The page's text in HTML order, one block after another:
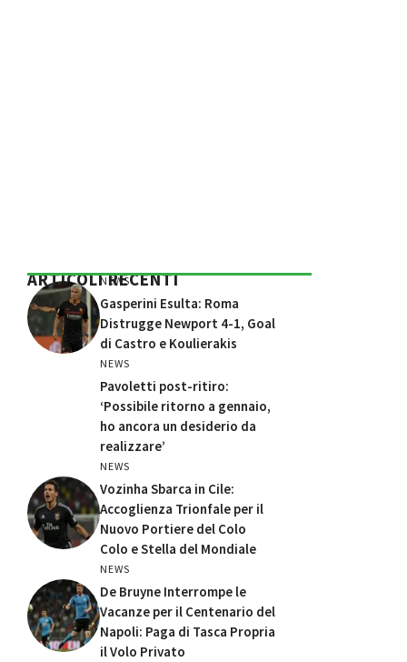
ARTICOLI RECENTI
NEWS
Gasperini Esulta: Roma
Distrugge Newport 4-1, Goal
di Castro e Koulierakis
NEWS
Pavoletti post-ritiro:
‘Possibile ritorno a gennaio,
ho ancora un desiderio da
realizzare’
NEWS
Vozinha Sbarca in Cile:
Accoglienza Trionfale per il
Nuovo Portiere del Colo
Colo e Stella del Mondiale
NEWS
De Bruyne Interrompe le
Vacanze per il Centenario del
Napoli: Paga di Tasca Propria
il Volo Privato